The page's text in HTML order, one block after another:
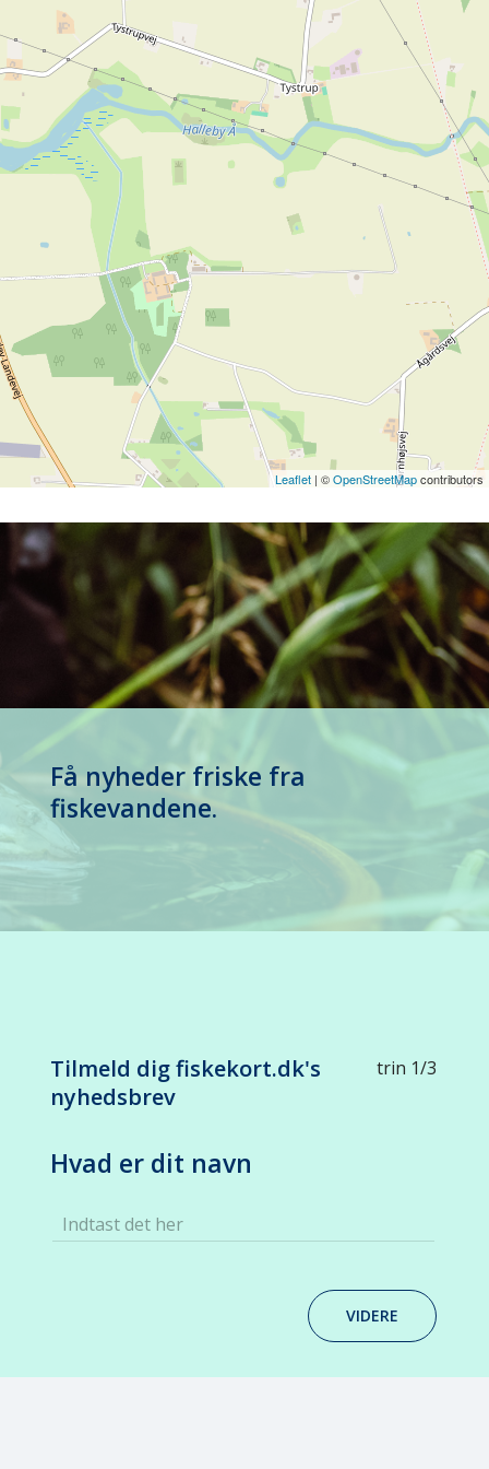
Leaflet | ©OpenStreetMapcontributors
Få nyheder friske fra
fiskevandene.
Tilmeld dig fiskekort.dk's
nyhedsbrev
trin 1/3
Hvad er dit navn
Indtast det her
VIDERE